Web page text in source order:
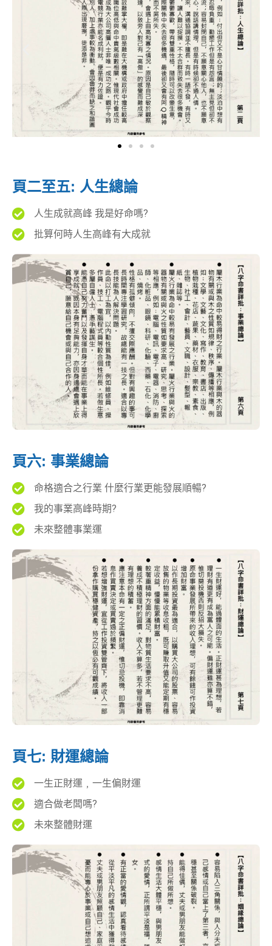
頁二至五: 人生總論
人生成就高峰 我是好命嗎?
批算何時人生高峰有大成就
頁六: 事業總論
命格適合之行業 什麼行業更能發展順暢?
我的事業高峰時期?
未來整體事業運
頁七: 財運總論
一生正財運﹐一生偏財運
適合做老闆嗎?
未來整體財運